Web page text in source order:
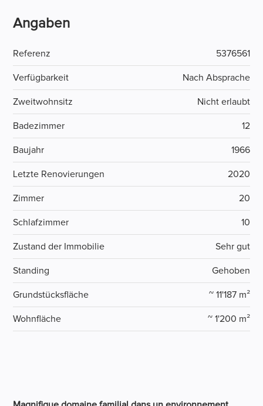
Angaben
Referenz 5376561
Verfügbarkeit Nach Absprache
Zweitwohnsitz Nicht erlaubt
Badezimmer 12
Baujahr 1966
Letzte Renovierungen 2020
Zimmer 20
Schlafzimmer 10
Zustand der Immobilie Sehr gut
Standing Gehoben
Grundstücksfläche ~ 11'187 m²
Wohnfläche ~ 1'200 m²